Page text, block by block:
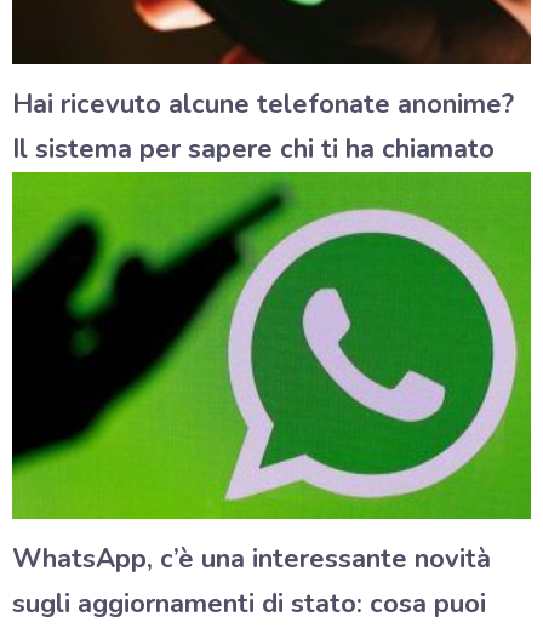
Hai ricevuto alcune telefonate anonime?
Il sistema per sapere chi ti ha chiamato
WhatsApp, c’è una interessante novità
sugli aggiornamenti di stato: cosa puoi